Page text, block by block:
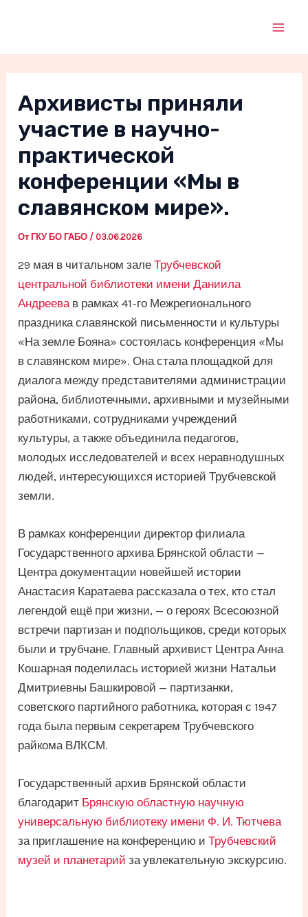
Архивисты приняли
участие в научно-
практической
конференции «Мы в
славянском мире».
От ГКУ БО ГАБО / 03.06.2026
29 мая в читальном залеТрубчевской
центральной библиотеки имени Даниила
Андреевав рамках 41-го Межрегионального
праздника славянской письменности и культуры
«На земле Бояна» состоялась конференция «Мы
в славянском мире». Она стала площадкой для
диалога между представителями администрации
района, библиотечными, архивными и музейными
работниками, сотрудниками учреждений
культуры, а также объединила педагогов,
молодых исследователей и всех неравнодушных
людей, интересующихся историей Трубчевской
земли.
В рамках конференции директор филиала
Государственного архива Брянской области —
Центра документации новейшей истории
Анастасия Каратаева рассказала о тех, кто стал
легендой ещё при жизни, — о героях Всесоюзной
встречи партизан и подпольщиков, среди которых
были и трубчане. Главный архивист Центра Анна
Кошарная поделилась историей жизни Натальи
Дмитриевны Башкировой — партизанки,
советского партийного работника, которая с 1947
года была первым секретарем Трубчевского
райкома ВЛКСМ.
Государственный архив Брянской области
благодарит Брянскую областную научную
универсальную библиотеку имени Ф. И. Тютчева
за приглашение на конференцию иТрубчевский
музей и планетарий за увлекательную экскурсию.